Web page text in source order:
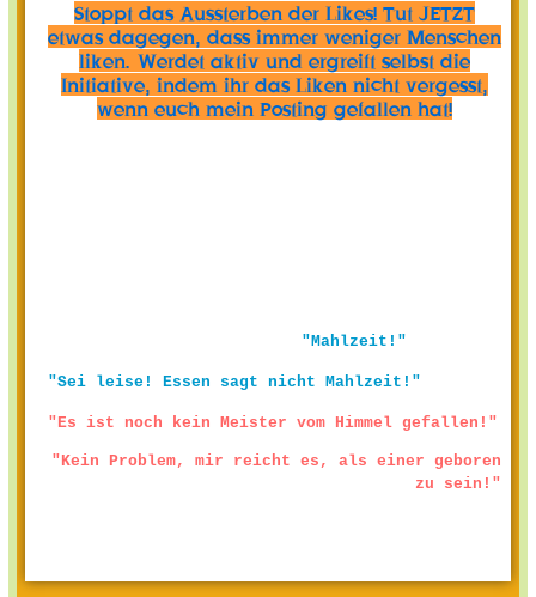
Stoppt das Aussterben der Likes! Tut JETZT
etwas dagegen, dass immer weniger Menschen
liken. Werdet aktiv und ergreift selbst die
Initiative, indem ihr das Liken nicht vergesst,
wenn euch mein Posting gefallen hat!
"Mahlzeit!"
"Sei leise! Essen sagt nicht Mahlzeit!"
"Es ist noch kein Meister vom Himmel gefallen!"
"Kein Problem, mir reicht es, als einer geboren
zu sein!"